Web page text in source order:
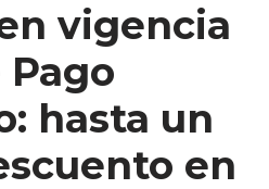
vigencia
hasta un
en